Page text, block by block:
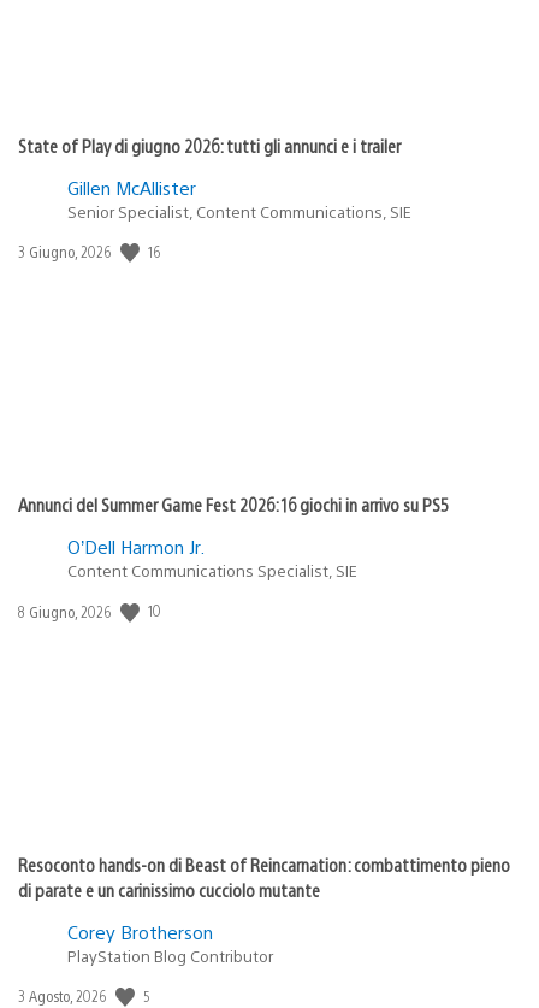
State of Play di giugno 2026: tutti gli annunci e i trailer
Gillen McAllister
Senior Specialist, Content Communications, SIE
Data
3 Giugno, 2026 16
Annunci del Summer Game Fest 2026: 16 giochi in arrivo su PS5
O’Dell Harmon Jr.
Content Communications Specialist, SIE
Data
8 Giugno, 2026 10
Resoconto hands-on di Beast of Reincarnation: combattimento pieno
di parate e un carinissimo cucciolo mutante
Corey Brotherson
PlayStation Blog Contributor
Data
3 Agosto, 2026 5